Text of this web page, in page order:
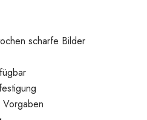
scharfe Bilder